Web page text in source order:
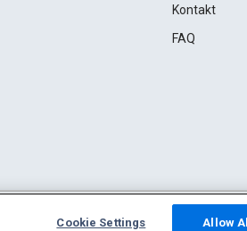
Kontakt
FAQ
Cookie Settings Allow All